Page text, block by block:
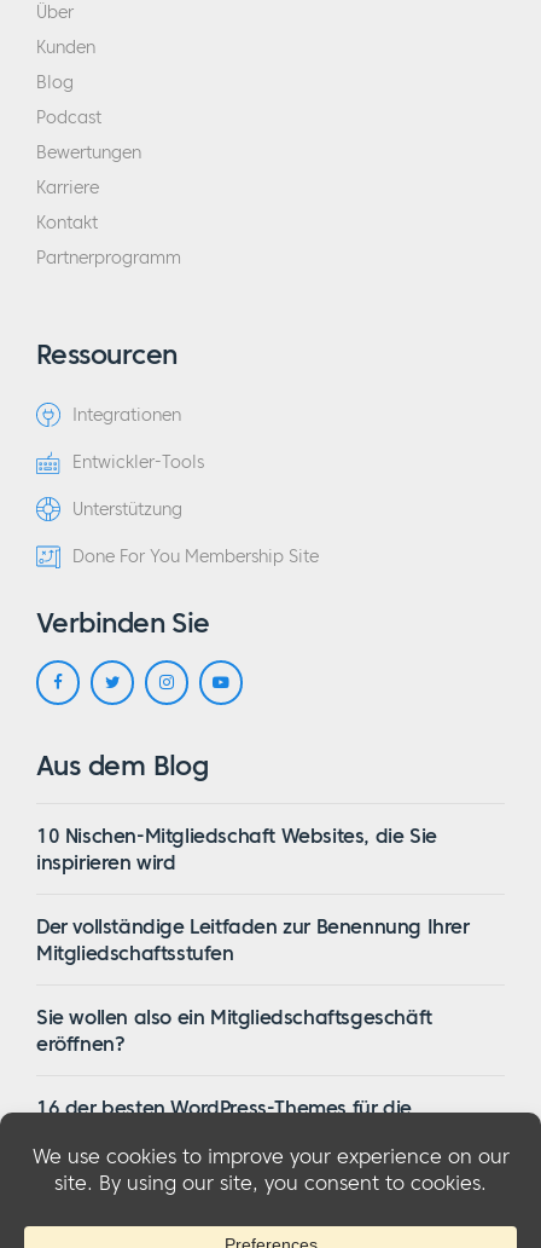
Über
Kunden
Blog
Podcast
Bewertungen
Karriere
Kontakt
Partnerprogramm
Ressourcen
Integrationen
Entwickler-Tools
Unterstützung
Done For You Membership Site
Verbinden Sie
Aus dem Blog
10 Nischen-Mitgliedschaft Websites, die Sie
inspirieren wird
Der vollständige Leitfaden zur Benennung Ihrer
Mitgliedschaftsstufen
Sie wollen also ein Mitgliedschaftsgeschäft
eröffnen?
16 der besten WordPress-Themes für die